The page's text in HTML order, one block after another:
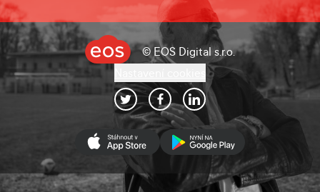
© EOS Digital s.r.o.